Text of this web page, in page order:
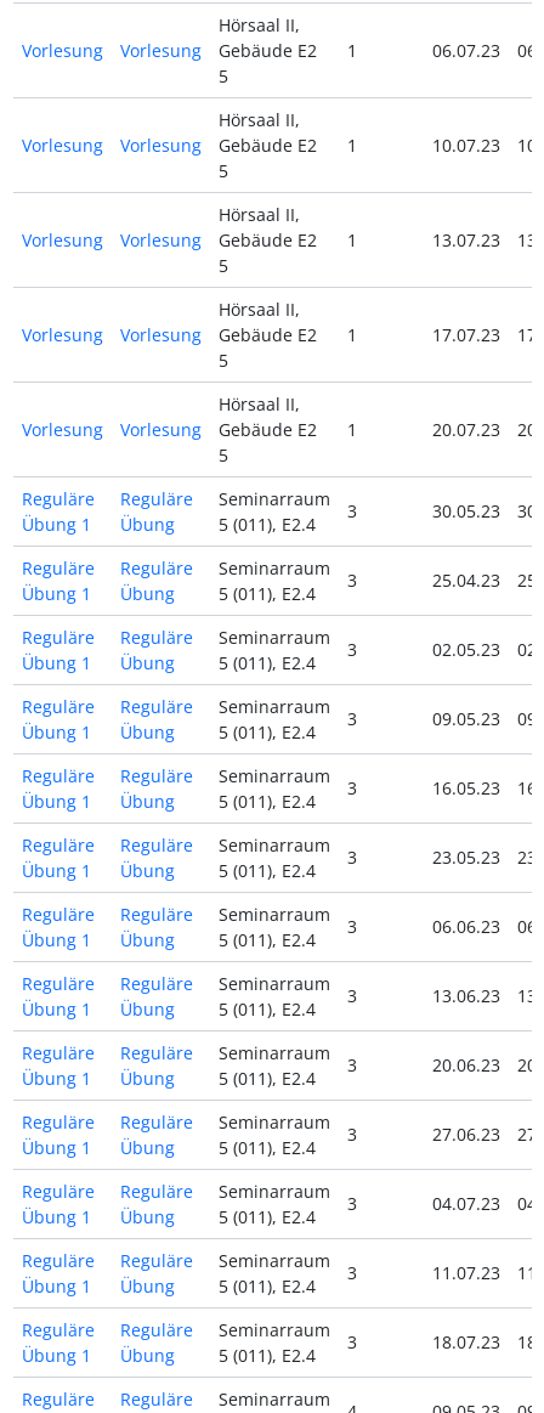
Vorlesung Vorlesung
Hörsaal II,
Gebäude E2
5
1 06.07.23
Vorlesung Vorlesung
Hörsaal II,
Gebäude E2
5
1 10.07.23
Vorlesung Vorlesung
Hörsaal II,
Gebäude E2
5
1 13.07.23
Vorlesung Vorlesung
Hörsaal II,
Gebäude E2
5
1 17.07.23
Vorlesung Vorlesung
Hörsaal II,
Gebäude E2
5
1 20.07.23
Reguläre
Übung 1
Reguläre
Übung
Seminarraum
5 (011), E2.4
3 30.05.23
Reguläre
Übung 1
Reguläre
Übung
Seminarraum
5 (011), E2.4
3 25.04.23
Reguläre
Übung 1
Reguläre
Übung
Seminarraum
5 (011), E2.4
3 02.05.23
Reguläre
Übung 1
Reguläre
Übung
Seminarraum
5 (011), E2.4
3 09.05.23
Reguläre
Übung 1
Reguläre
Übung
Seminarraum
5 (011), E2.4
3 16.05.23
Reguläre
Übung 1
Reguläre
Übung
Seminarraum
5 (011), E2.4
3 23.05.23
Reguläre
Übung 1
Reguläre
Übung
Seminarraum
5 (011), E2.4
3 06.06.23
Reguläre
Übung 1
Reguläre
Übung
Seminarraum
5 (011), E2.4
3 13.06.23
Reguläre
Übung 1
Reguläre
Übung
Seminarraum
5 (011), E2.4
3 20.06.23
Reguläre
Übung 1
Reguläre
Übung
Seminarraum
5 (011), E2.4
3 27.06.23
Reguläre
Übung 1
Reguläre
Übung
Seminarraum
5 (011), E2.4
3 04.07.23
Reguläre
Übung 1
Reguläre
Übung
Seminarraum
5 (011), E2.4
3 11.07.23
Reguläre
Übung 1
Reguläre
Übung
Seminarraum
5 (011), E2.4
3 18.07.23
Reguläre
Reguläre
Seminarraum